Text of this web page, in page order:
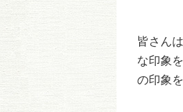
皆さんは
な印象
の印象